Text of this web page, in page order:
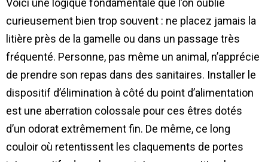
Voici une logique fondamentale que l’on oublie
curieusement bien trop souvent : ne placez jamais la
litière près de la gamelle ou dans un passage très
fréquenté. Personne, pas même un animal, n’apprécie
de prendre son repas dans des sanitaires. Installer le
dispositif d’élimination à côté du point d’alimentation
est une aberration colossale pour ces êtres dotés
d’un odorat extrêmement fin. De même, ce long
couloir où retentissent les claquements de portes